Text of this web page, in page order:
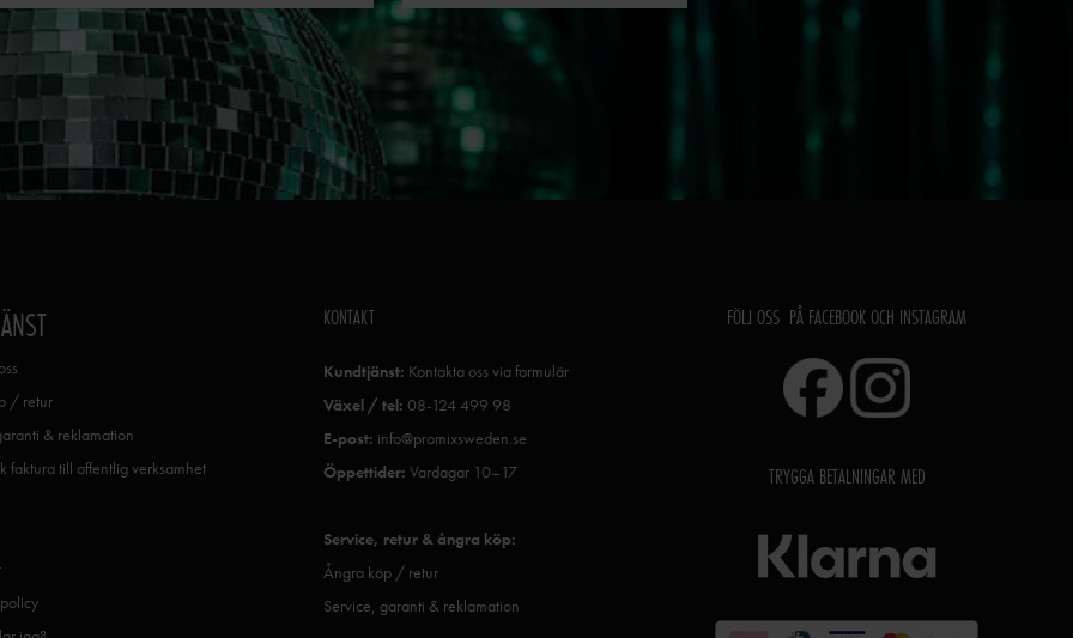
/ retur
& reklamation
faktura till offentlig verksamhet
KONTAKT
Kundtjänst: Kontakta oss via formulär
Växel / tel: 08-124 499 98
E-post: info@promixsweden.se
Öppettider: Vardagar 10–17
Service, retur & ångra köp:
Ångra köp / retur
Service, garanti & reklamation
FÖLJ OSS PÅ FACEBOOK OCH INSTAGRAM
TRYGGA BETALNINGAR MED